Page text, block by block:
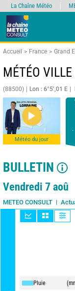
Accueil France Grand
MÉTÉO VILLE
(88500) Lon : 6°5’,01 E
Météo du jour
-
BULLETIN
Live 1 jour 3 jours
Vendredi 7 aoû
METEO CONSULT
Pluie
La Chaîne Météo